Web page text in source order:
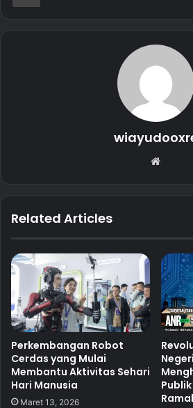
Related Articles
Perkembangan Robot
Cerdas yang Mulai
Membantu Aktivitas Sehari
Hari Manusia
Maret 13, 2026